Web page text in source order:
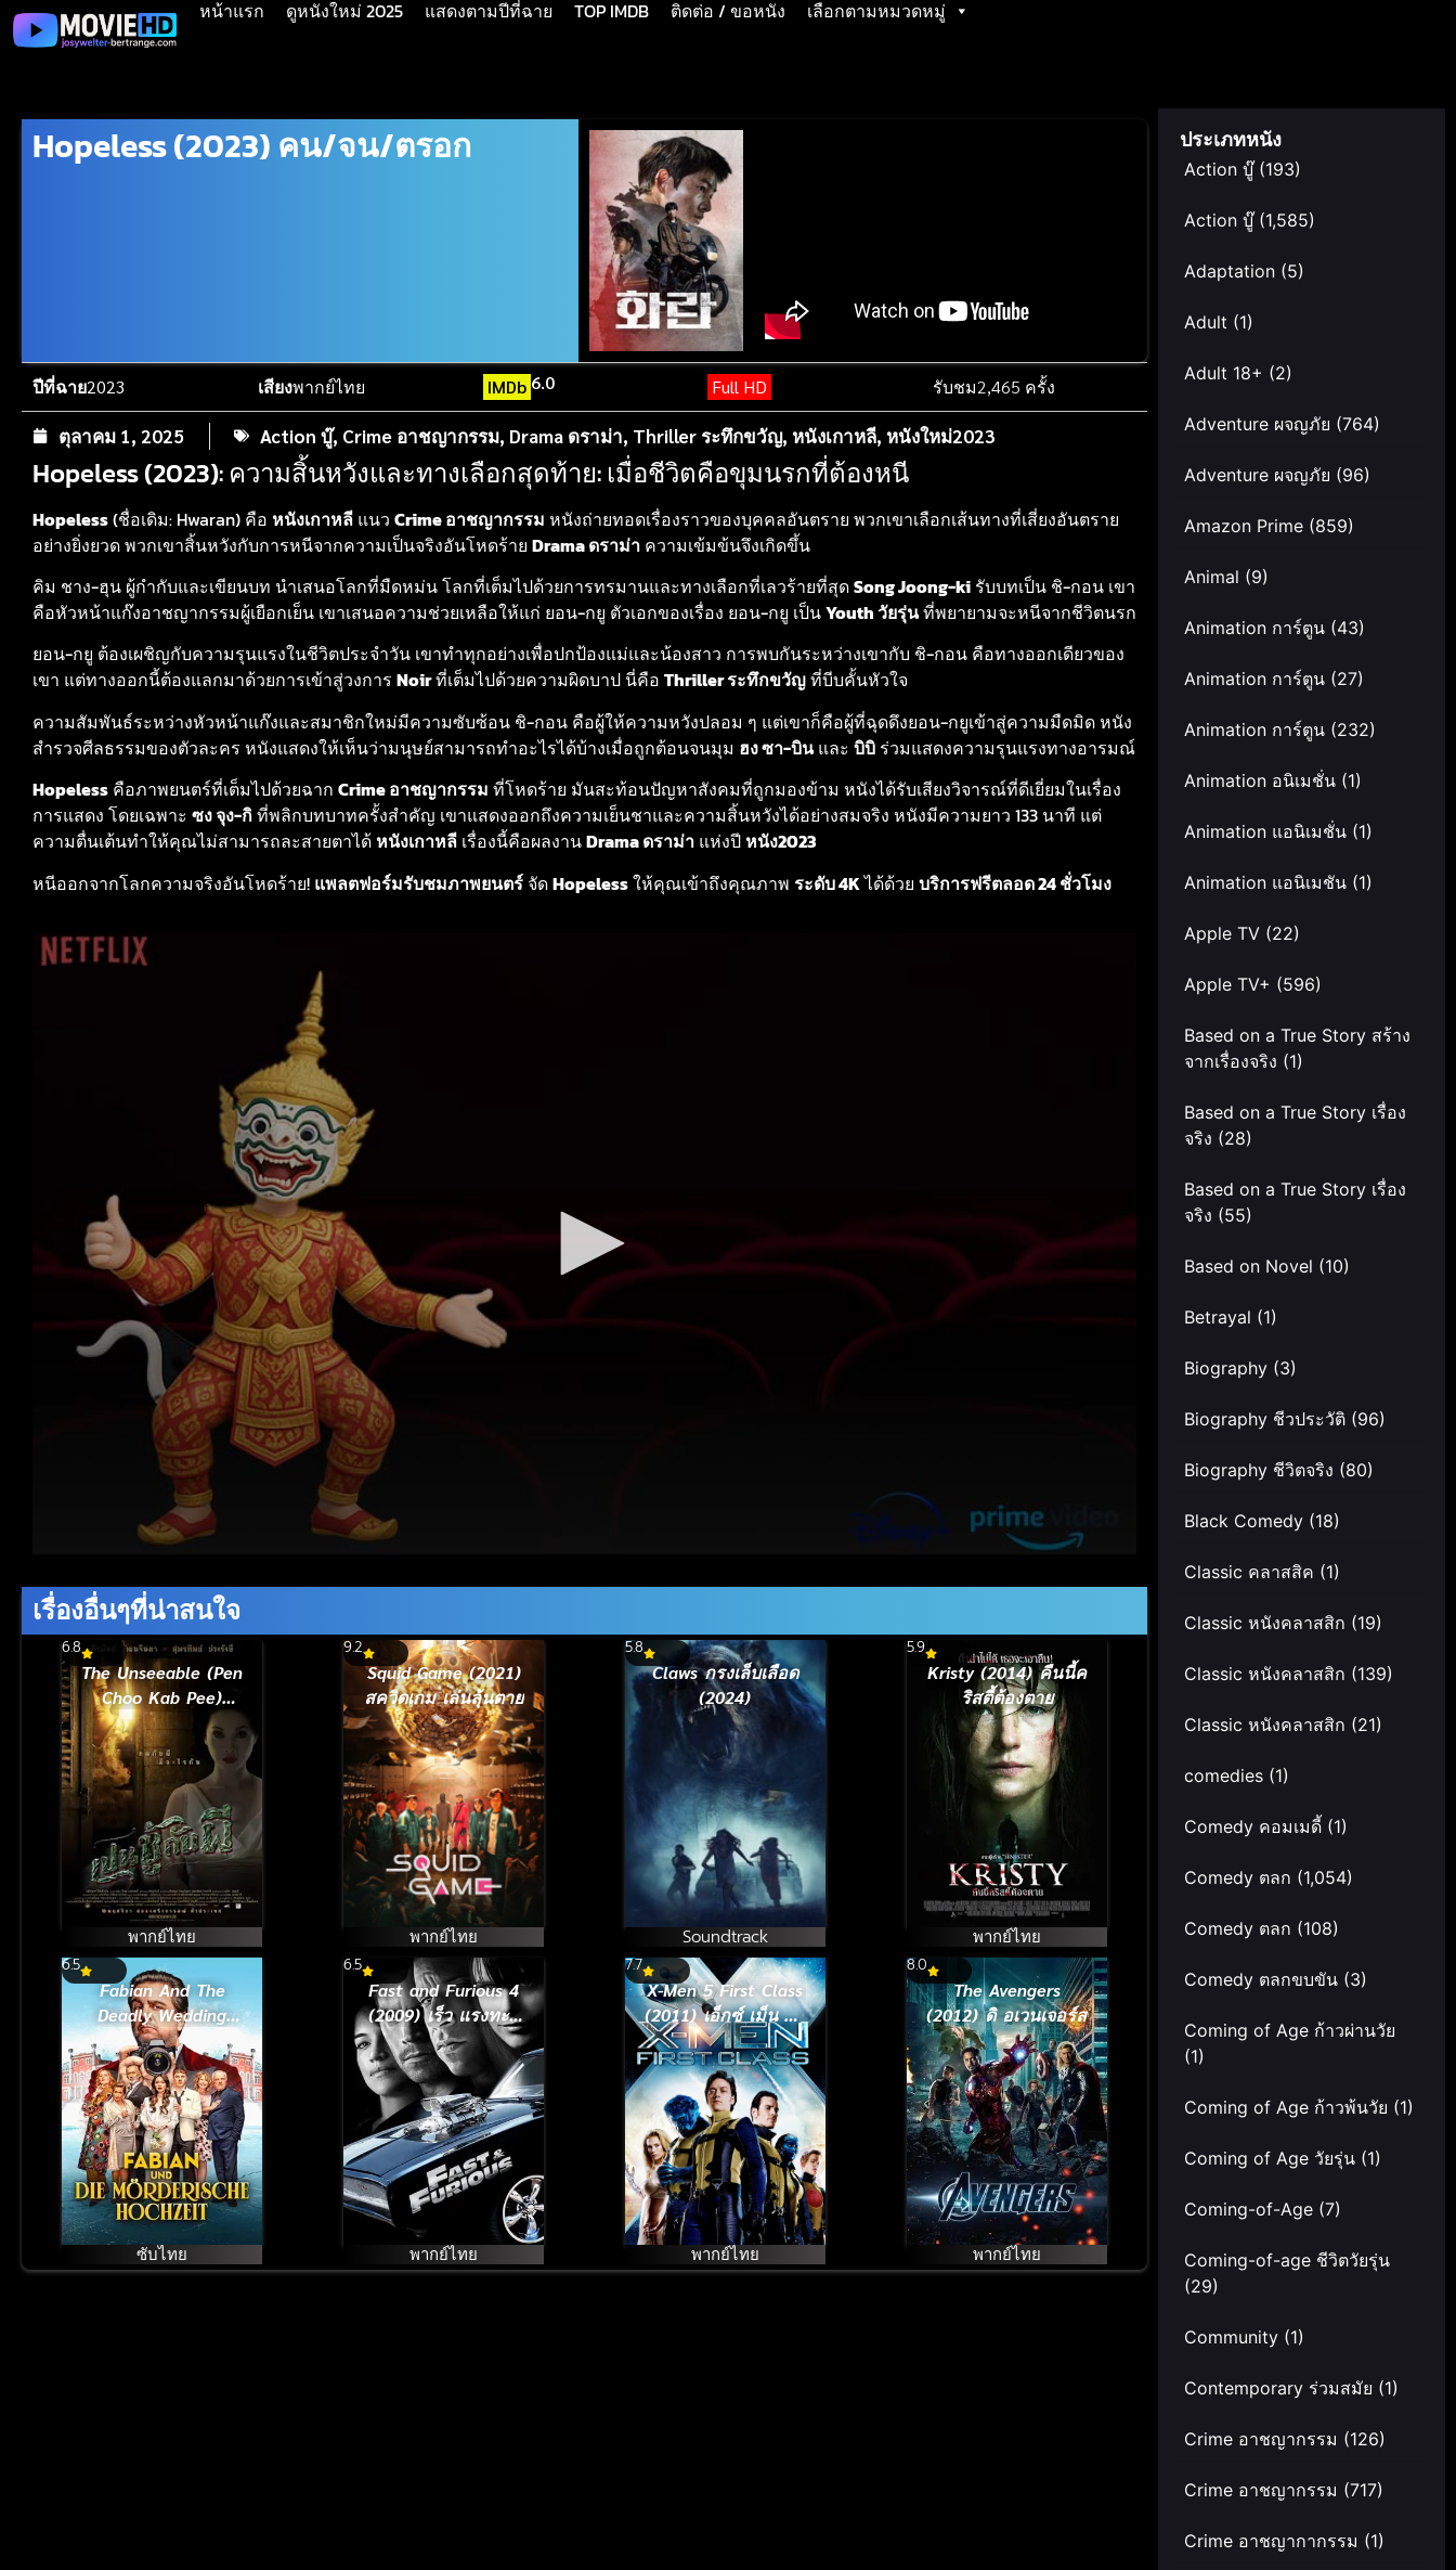
หน้าแรก ดูหนังใหม่ 2025 แสดงตามปีที่ฉาย TOP IMDB ติดต่อ / ขอหนัง เลือกตามหมวดหมู่
Hopeless (2023) คน/จน/ตรอก
ปีที่ฉาย2023 เสียงพากย์ไทย IMDb6.0 Full HD รับชม2,465 ครั้ง
ตุลาคม 1, 2025 Action บู๊, Crime อาชญากรรม, Drama ดราม่า, Thriller ระทึกขวัญ, หนังเกาหลี, หนังใหม่2023
Hopeless (2023): ความสิ้นหวังและทางเลือกสุดท้าย: เมื่อชีวิตคือขุมนรกที่ต้องหนี
Hopeless(ชื่อเดิม: Hwaran) คือ หนังเกาหลี แนว Crime อาชญากรรม หนังถ่ายทอดเรื่องราวของบุคคลอันตราย พวกเขาเลือกเส้นทางที่เสี่ยงอันตราย
อย่างยิ่งยวด พวกเขาสิ้นหวังกับการหนีจากความเป็นจริงอันโหดร้าย Drama ดราม่า ความเข้มข้นจึงเกิดขึ้น
คิม ชาง-ฮุน ผู้กำกับและเขียนบท นำเสนอโลกที่มืดหม่น โลกที่เต็มไปด้วยการทรมานและทางเลือกที่เลวร้ายที่สุดSong Joong-ki รับบทเป็น ชิ-กอน เขา
คือหัวหน้าแก๊งอาชญากรรมผู้เยือกเย็น เขาเสนอความช่วยเหลือให้แก่ ยอน-กยู ตัวเอกของเรื่อง ยอน-กยู เป็นYouth วัยรุ่นที่พยายามจะหนีจากชีวิตนรก
ยอน-กยู ต้องเผชิญกับความรุนแรงในชีวิตประจำวัน เขาทำทุกอย่างเพื่อปกป้องแม่และน้องสาว การพบกันระหว่างเขากับ ชิ-กอน คือทางออกเดียวของ
เขา แต่ทางออกนี้ต้องแลกมาด้วยการเข้าสู่วงการ Noirที่เต็มไปด้วยความผิดบาป นี่คือ Thriller ระทึกขวัญที่บีบคั้นหัวใจ
ความสัมพันธ์ระหว่างหัวหน้าแก๊งและสมาชิกใหม่มีความซับซ้อน ชิ-กอน คือผู้ให้ความหวังปลอม ๆ แต่เขาก็คือผู้ที่ฉุดดึงยอน-กยูเข้าสู่ความมืดมิด หนัง
สำรวจศีลธรรมของตัวละคร หนังแสดงให้เห็นว่ามนุษย์สามารถทำอะไรได้บ้างเมื่อถูกต้อนจนมุม ฮง ซา-บินและ บิบิ ร่วมแสดงความรุนแรงทางอารมณ์
Hopeless คือภาพยนตร์ที่เต็มไปด้วยฉาก Crime อาชญากรรม ที่โหดร้าย มันสะท้อนปัญหาสังคมที่ถูกมองข้าม หนังได้รับเสียงวิจารณ์ที่ดีเยี่ยมในเรื่อง
การแสดง โดยเฉพาะ ซง จุง-กิที่พลิกบทบาทครั้งสำคัญ เขาแสดงออกถึงความเย็นชาและความสิ้นหวังได้อย่างสมจริง หนังมีความยาว 133 นาที แต่
ความตื่นเต้นทำให้คุณไม่สามารถละสายตาได้ หนังเกาหลี เรื่องนี้คือผลงานDrama ดราม่า แห่งปี หนัง2023
หนีออกจากโลกความจริงอันโหดร้าย! แพลตฟอร์มรับชมภาพยนตร์ จัดHopelessให้คุณเข้าถึงคุณภาพ ระดับ 4Kได้ด้วย บริการฟรีตลอด 24 ชั่วโมง
เรื่องอื่นๆที่น่าสนใจ
6.8
The Unseeable (Pen
Choo Kab Pee)
(2006) เปนชู้กับผี
พากย์ไทย
9.2
Squid Game (2021)
สควิดเกม เล่นลุ้นตาย
พากย์ไทย
5.8
Claws กรงเล็บเลือด
(2024)
Soundtrack
5.9
Kristy (2014) คืนนี้ค
ริสตี้ต้องตาย
พากย์ไทย
6.5
Fabian And The
Deadly Wedding
(2026)
ซับไทย
6.5
Fast and Furious 4
(2009) เร็ว แรงทะลุ
นรก 4 ยกทีมซิ่ง แรง
ทะลุไมล์
พากย์ไทย
7.7
X-Men 5 First Class
(2011) เอ็กซ์ เม็น รุ่น
1
พากย์ไทย
8.0
The Avengers
(2012) ดิ อเวนเจอร์ส
พากย์ไทย
ประเภทหนัง
Action บู๊(193)
Action บู๊(1,585)
Adaptation (5)
Adult (1)
Adult 18+ (2)
Adventure ผจญภัย (764)
Adventure ผจญภัย (96)
Amazon Prime (859)
Animal (9)
Animation การ์ตูน (43)
Animation การ์ตูน (27)
Animation การ์ตูน (232)
Animation อนิเมชั่น (1)
Animation แอนิเมชั่น (1)
Animation แอนิเมชัน (1)
Apple TV (22)
Apple TV+ (596)
Based on a True Story สร้าง
จากเรื่องจริง (1)
Based on a True Story เรื่อง
จริง (28)
Based on a True Story เรื่อง
จริง (55)
Based on Novel (10)
Betrayal (1)
Biography (3)
Biography ชีวประวัติ (96)
Biography ชีวิตจริง (80)
Black Comedy (18)
Classic คลาสสิค (1)
Classic หนังคลาสสิก (19)
Classic หนังคลาสสิก (139)
Classic หนังคลาสสิก (21)
comedies (1)
Comedy คอมเมดี้ (1)
Comedy ตลก (1,054)
Comedy ตลก (108)
Comedy ตลกขบขัน (3)
Coming of Age ก้าวผ่านวัย
(1)
Coming of Age ก้าวพ้นวัย (1)
Coming of Age วัยรุ่น (1)
Coming-of-Age (7)
Coming-of-age ชีวิตวัยรุ่น
(29)
Community (1)
Contemporary ร่วมสมัย (1)
Crime อาชญากรรม (126)
Crime อาชญากรรม (717)
Crime อาชญากากรรม (1)